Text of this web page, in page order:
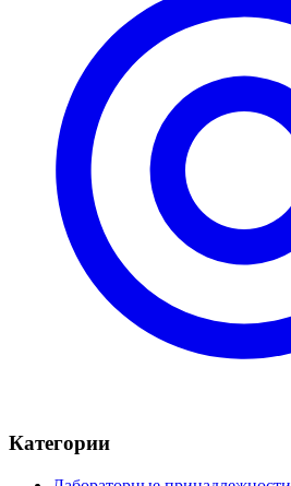
Категории